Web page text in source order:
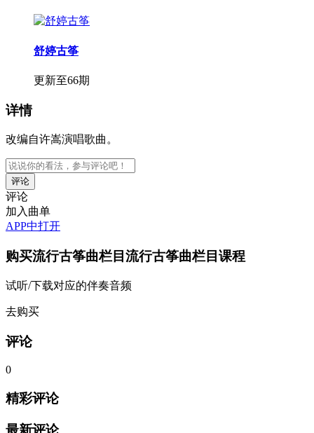
舒婷古筝
更新至66期
详情
改编自许嵩演唱歌曲。
评论
加入曲单
APP中打开
购买流行古筝曲栏目流行古筝曲栏目 课程
试听/下载对应的伴奏音频
去购买
评论
0
精彩评论
最新评论